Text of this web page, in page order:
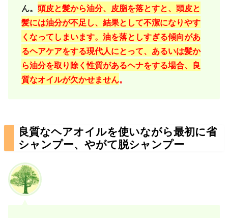
ん。頭皮と髪から油分、皮脂を落とすと、頭皮と
髪には油分が不足し、結果として不潔になりやす
くなってしまいます。油を落としすぎる傾向があ
るヘアケアをする現代人にとって、あるいは髪か
ら油分を取り除く性質があるヘナをする場合、良
質なオイルが欠かせません。
良質なヘアオイルを使いながら最初に省
シャンプー、やがて脱シャンプー